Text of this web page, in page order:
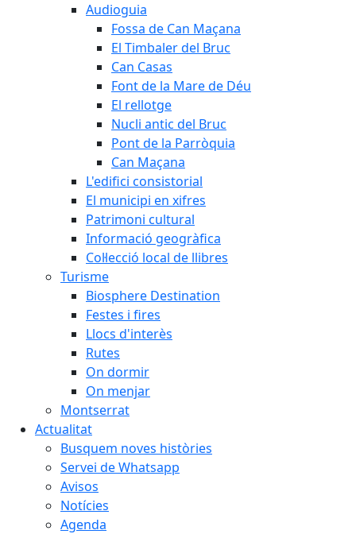
Audioguia
Fossa de Can Maçana
El Timbaler del Bruc
Can Casas
Font de la Mare de Déu
El rellotge
Nucli antic del Bruc
Pont de la Parròquia
Can Maçana
L'edifici consistorial
El municipi en xifres
Patrimoni cultural
Informació geogràfica
Col·lecció local de llibres
Turisme
Biosphere Destination
Festes i fires
Llocs d'interès
Rutes
On dormir
On menjar
Montserrat
Actualitat
Busquem noves històries
Servei de Whatsapp
Avisos
Notícies
Agenda